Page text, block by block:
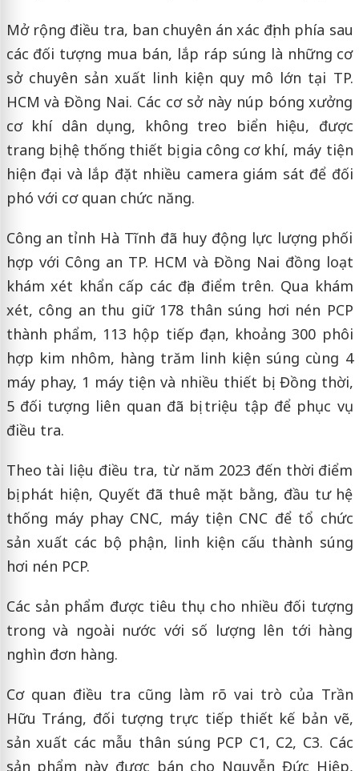
Mở rộng điều tra, ban chuyên án xác định phía sau
các đối tượng mua bán, lắp ráp súng là những cơ
sở chuyên sản xuất linh kiện quy mô lớn tại TP.
HCM và Đồng Nai. Các cơ sở này núp bóng xưởng
cơ khí dân dụng, không treo biển hiệu, được
trang bị hệ thống thiết bị gia công cơ khí, máy tiện
hiện đại và lắp đặt nhiều camera giám sát để đối
phó với cơ quan chức năng.
Công an tỉnh Hà Tĩnh đã huy động lực lượng phối
hợp với Công an TP. HCM và Đồng Nai đồng loạt
khám xét khẩn cấp các địa điểm trên. Qua khám
xét, công an thu giữ 178 thân súng hơi nén PCP
thành phẩm, 113 hộp tiếp đạn, khoảng 300 phôi
hợp kim nhôm, hàng trăm linh kiện súng cùng 4
máy phay, 1 máy tiện và nhiều thiết bị. Đồng thời,
5 đối tượng liên quan đã bị triệu tập để phục vụ
điều tra.
Theo tài liệu điều tra, từ năm 2023 đến thời điểm
bị phát hiện, Quyết đã thuê mặt bằng, đầu tư hệ
thống máy phay CNC, máy tiện CNC để tổ chức
sản xuất các bộ phận, linh kiện cấu thành súng
hơi nén PCP.
Các sản phẩm được tiêu thụ cho nhiều đối tượng
trong và ngoài nước với số lượng lên tới hàng
nghìn đơn hàng.
Cơ quan điều tra cũng làm rõ vai trò của Trần
Hữu Tráng, đối tượng trực tiếp thiết kế bản vẽ,
sản xuất các mẫu thân súng PCP C1, C2, C3. Các
sản phẩm này được bán cho Nguyễn Đức Hiệp,